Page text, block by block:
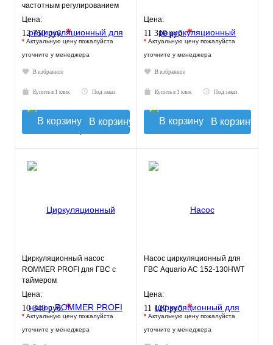
частотным регулированием
Цена:
12 750 руб.*
* Актуальную цену пожалуйста
уточните у менеджера
В избранное
Купить в 1 клик Под заказ
В корзину
Цена:
11 310 руб.*
* Актуальную цену пожалуйста
уточните у менеджера
В избранное
Купить в 1 клик Под заказ
В корзину
Циркуляционный насос
ROMMER PROFI для ГВС с
таймером
Цена:
10 340 руб.*
* Актуальную цену пожалуйста
уточните у менеджера
Насос циркуляционный для
ГВС Aquario AC 152-130HWT
Цена:
11 127 руб.*
* Актуальную цену пожалуйста
уточните у менеджера